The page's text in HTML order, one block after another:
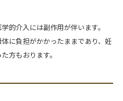
的介入には副作用が伴います。
に負担がかかったままであり、妊
方もおります。